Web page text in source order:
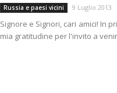
Russia e paesi vicini 9 Luglio 2013
Signore e Signori, cari amici! In
mia gratitudine per l'invito a